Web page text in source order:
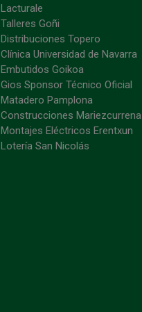
Lacturale
Talleres Goñi
Distribuciones Topero
Clínica Universidad de Navarra
Embutidos Goikoa
Gios Sponsor Técnico Oficial
Matadero Pamplona
Construcciones Mariezcurrena
Montajes Eléctricos Erentxun
Lotería San Nicolás